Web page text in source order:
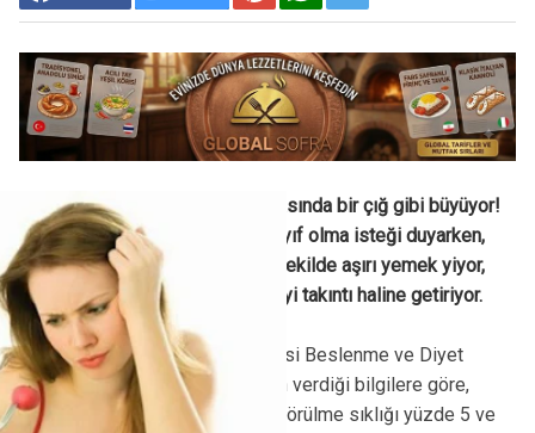
Yeme bozuklukları gençler arasında bir çığ gibi büyüyor!
Kimileri karşı konulmaz bir zayıf olma isteği duyarken,
kimileri kontrol edilemez bir şekilde aşırı yemek yiyor,
kimileri ise sağlıklı beslenmeyi takıntı haline getiriyor.
KadıköyŞifa Kadıköy Hastanesi Beslenme ve Diyet
Uzmanı Dyt. Rabia Yurdagül'ün verdiği bilgilere göre,
ergenlerde yeme bozukluğu görülme sıklığı yüzde 5 ve